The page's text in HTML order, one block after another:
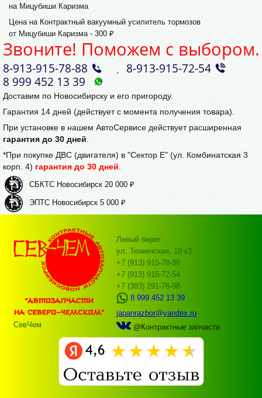
на Мицубиши Каризма
Цена на Контрактный вакуумный усилитель тормозов
от Мицубиши Каризма - 300 ₽
Звоните! Поможем с выбором.
8‑913‑915‑78‑88 ,8‑913‑915‑72‑54
8 999 452 13 39
Доставим по Новосибирску и его пригороду.
Гарантия 14 дней (действует с момента получения товара).
При установке в нашем АвтоСервисе действует расширенная
гарантия до 30 дней.
*При покупке ДВС (двигателя) в "Сектор Е" (ул. Комбинатская 3
корп. 4)гарантия до 30 дней.
СБКТС Новосибирск 20 000 ₽
ЭПТС Новосибирск 5 000 ₽
СевЧем
Левый берег:
ул. Тюменская, 18 к3
+7 (913) 915-78-88
+7 (913) 915-72-54
+7 (383) 291-78-88
8 999 452 13 39
japanrazbor@yandex.ru
@Контрактные запчасти